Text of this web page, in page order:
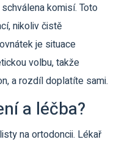
komisí. Toto
nikoliv čistě
je situace
volbu, takže
a rozdíl doplatíte sami.
a léčba?
na ortodoncii. Lékař